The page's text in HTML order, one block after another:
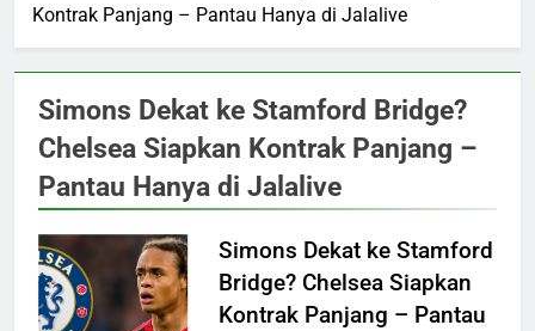
Kontrak Panjang – Pantau Hanya di Jalalive
Simons Dekat ke Stamford Bridge?
Chelsea Siapkan Kontrak Panjang –
Pantau Hanya di Jalalive
Simons Dekat ke Stamford
Bridge? Chelsea Siapkan
Kontrak Panjang – Pantau